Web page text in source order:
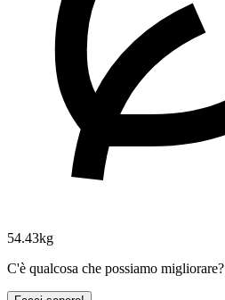
54.43kg
C'è qualcosa che possiamo migliorare?